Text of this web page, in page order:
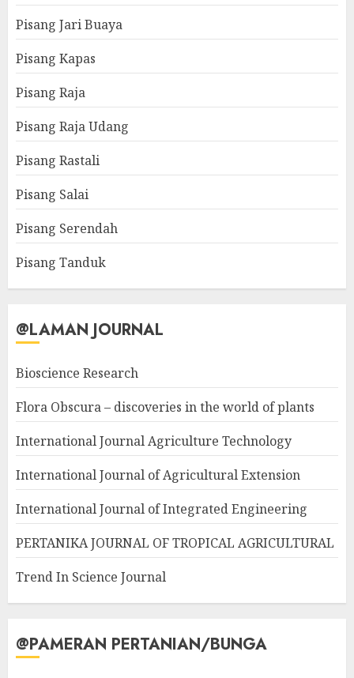
Pisang Jari Buaya
Pisang Kapas
Pisang Raja
Pisang Raja Udang
Pisang Rastali
Pisang Salai
Pisang Serendah
Pisang Tanduk
@LAMAN JOURNAL
Bioscience Research
Flora Obscura – discoveries in the world of plants
International Journal Agriculture Technology
International Journal of Agricultural Extension
International Journal of Integrated Engineering
PERTANIKA JOURNAL OF TROPICAL AGRICULTURAL
Trend In Science Journal
@PAMERAN PERTANIAN/BUNGA